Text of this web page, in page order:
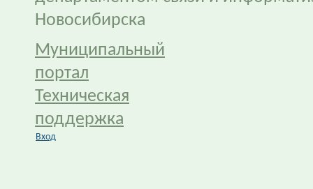
Новосибирска
Муниципальный
портал
Техническая
поддержка
Вход